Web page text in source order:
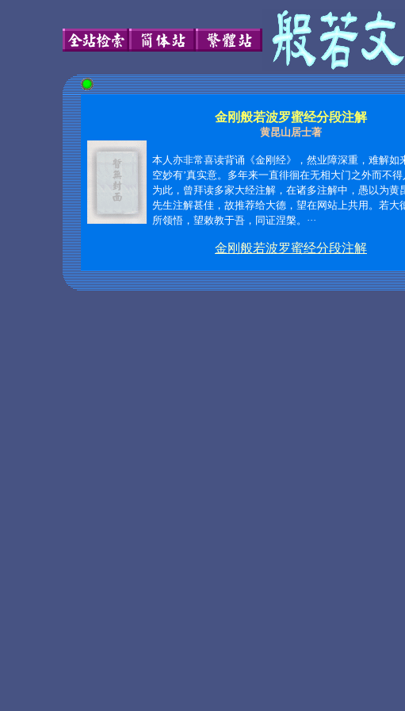
金刚般若波罗蜜经分段注解
黄昆山居士著
本人亦非常喜读背诵《金刚经》，然业障深重，难解如
空妙有’真实意。多年来一直徘徊在无相大门之外而不得
为此，曾拜读多家大经注解，在诸多注解中，愚以为黄
先生注解甚佳，故推荐给大德，望在网站上共用。若大
所领悟，望敕教于吾，同证涅槃。···
金刚般若波罗蜜经分段注解